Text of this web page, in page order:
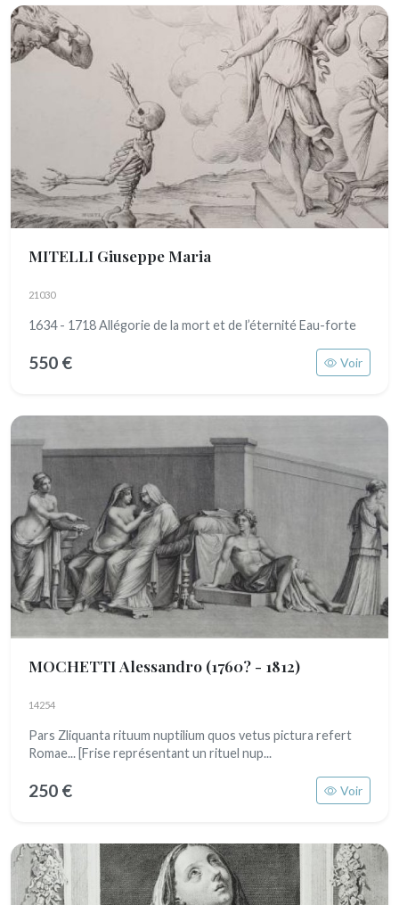
MITELLI Giuseppe Maria
21030
1634 - 1718 Allégorie de la mort et de l’éternité Eau-forte
550 € Voir
MOCHETTI Alessandro (1760? - 1812)
14254
Pars Zliquanta rituum nuptilium quos vetus pictura refert
Romae... [Frise représentant un rituel nup...
250 € Voir